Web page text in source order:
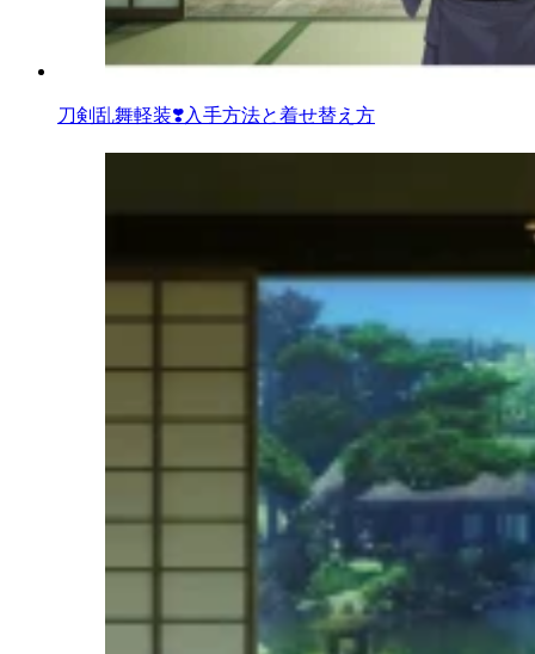
刀剣乱舞軽装❣️入手方法と着せ替え方